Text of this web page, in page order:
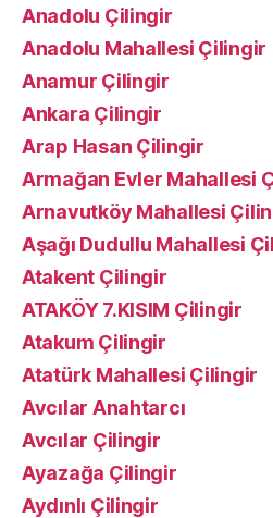
Anadolu Çilingir
Anadolu Mahallesi Çilingir
Anamur Çilingir
Ankara Çilingir
Arap Hasan Çilingir
Armağan Evler Mahallesi
Arnavutköy Mahallesi
Aşağı Dudullu Mahallesi
Atakent Çilingir
ATAKÖY 7.KISIM Çilingir
Atakum Çilingir
Atatürk Mahallesi Çilingir
Avcılar Anahtarcı
Avcılar Çilingir
Ayazağa Çilingir
Aydınlı Çilingir